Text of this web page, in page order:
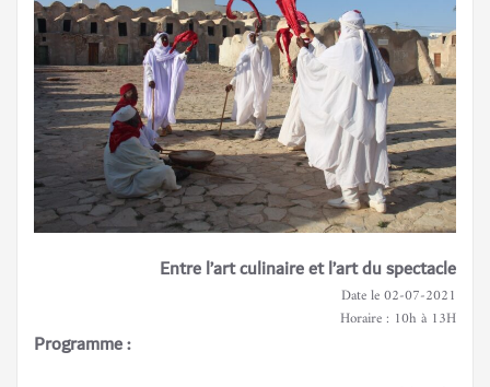
Entre l’art culinaire et l’art du spectacle
Date le 02-07-2021
Horaire : 10h à 13H
Programme :